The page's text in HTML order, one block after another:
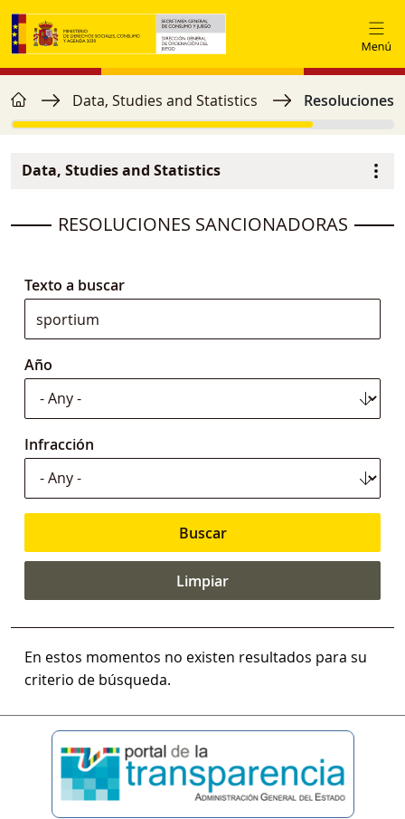
Skip to main content
Breadcrumb
home Data, Studies and Statistics Resoluciones
Data, Studies and Statistics
RESOLUCIONES SANCIONADORAS
Texto a buscar
Año
Infracción
En estos momentos no existen resultados para su
criterio de búsqueda.